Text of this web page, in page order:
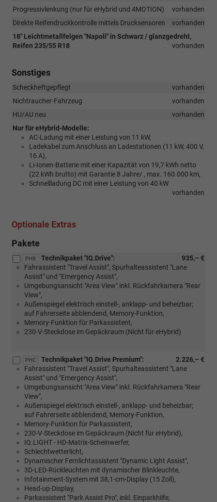
Progressivlenkung (nur für eHybrid und 4MOTION)
vorhanden
Direkte Reifendruckkontrolle mittels Drucksensoren
vorhanden
18" Leichtmetallfelgen "Napoli" in Schwarz / glanzgedreht,
Reifen 235/55 R18
vorhanden
Sonstiges
Scheckheftgepflegt
vorhanden
Nichtraucher-Fahrzeug
vorhanden
HU/AU neu
vorhanden
Nur für eHybrid-Modelle:
AC-Ladung mit einer Leistung von 11 kW,
Ladekabel zum Anschluss an Ladestationen (11 kW, 400 V,
16 A),
Li-Ionen-Batterie mit einer Kapazität von 19,7 kWh netto
(22 kWh brutto) mit Garantie 8 Jahre/ , max. 160.000 km,
Schnellladung DC mit einer Leistung von 40 kW
vorhanden
Optionale Extras
Pakete
PHB 935,– €
Technikpaket "IQ.Drive":
Fahrassistent "Travel Assist", Spurhalteassistent "Lane
Assist" und "Emergency Assist",
Umgebungsansicht "Area View" inkl. Rückfahrkamera "Rear
View",
Außenspiegel elektrisch einstell-, anklapp- und beheizbar;
auf Fahrerseite abblendend, Memory-Funktion,
Memory-Funktion für Parkassistent,
230-V-Steckdose im Gepäckraum (Nicht für eHybrid)
PHC 2.226,– €
Technikpaket "IQ.Drive Premium":
Fahrassistent "Travel Assist", Spurhalteassistent "Lane
Assist" und "Emergency Assist",
Umgebungsansicht "Area View" inkl. Rückfahrkamera "Rear
View",
Außenspiegel elektrisch einstell-, anklapp- und beheizbar;
auf Fahrerseite abblendend, Memory-Funktion,
Memory-Funktion für Parkassistent,
230-V-Steckdose im Gepäckraum (Nicht für eHybrid),
IQ.LIGHT - HD-Matrix-Scheinwerfer,
Schlechtwetterlicht,
Dynamischer Fernlichtassistent "Dynamic Light Assist",
3D-LED-Rückleuchten mit dynamischer Blinkleuchte,
Infotainment-System mit 38,1-cm-Display (15 Zoll),
Head-up-Display,
Parkassistent "Park Assist Pro", inkl. Einparkhilfe,